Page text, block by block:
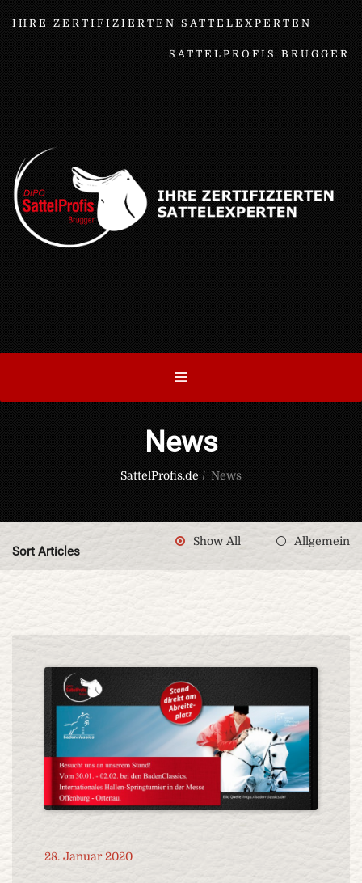
IHRE ZERTIFIZIERTEN SATTELEXPERTEN
SATTELPROFIS BRUGGER
News
SattelProfis.de / News
Sort Articles
Show All Allgemein
28. Januar 2020